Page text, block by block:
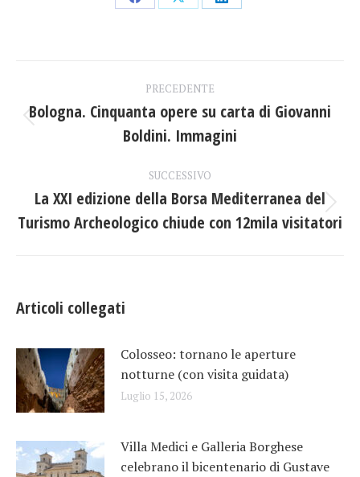
CondividiCondividiCondividi
tra
post
PRECEDENTE
Post
precedente:
Bologna. Cinquanta opere su carta di Giovanni
Boldini. Immagini
SUCCESSIVO
Prossimo
post:
La XXI edizione della Borsa Mediterranea del
Turismo Archeologico chiude con 12mila visitatori
Articoli collegati
Colosseo: tornano le aperture
notturne (con visita guidata)
Luglio 15, 2026
Villa Medici e Galleria Borghese
celebrano il bicentenario di Gustave